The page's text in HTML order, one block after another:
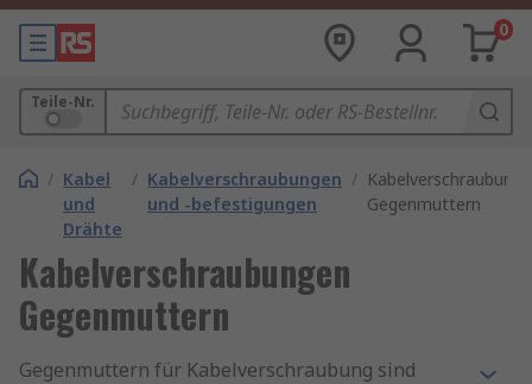
0
Teile-Nr.
/ Kabel
und
Drähte
/ Kabelverschraubungen
und -befestigungen
/
Gegenmuttern
Kabelverschraubungen
Gegenmuttern
Gegenmuttern für Kabelverschraubung sind